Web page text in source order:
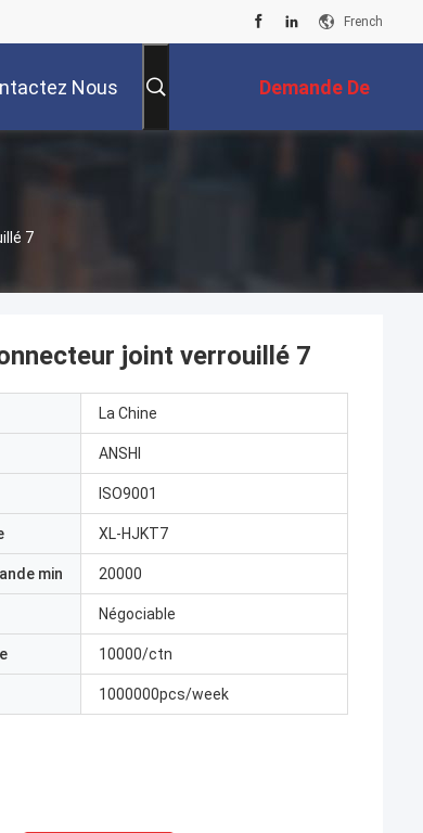
French
Nous Demande De
Soumission
7
joint verrouillé 7
La Chine
ANSHI
ISO9001
XL-HJKT7
min 20000
Négociable
10000/ctn
1000000pcs/week